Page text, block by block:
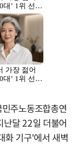
주노동조합총연
난달 22일 더불어
화 기구'에서 새벽